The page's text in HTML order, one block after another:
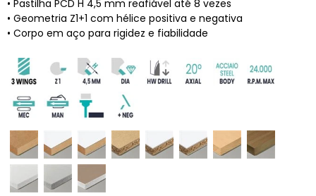
• Pastilha PCD H 4,5 mm reafiável até 8 vezes
• Geometria Z1+1 com hélice positiva e negativa
• Corpo em aço para rigidez e fiabilidade